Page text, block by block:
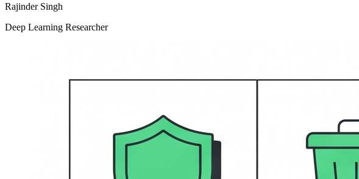
Rajinder Singh
Deep Learning Researcher